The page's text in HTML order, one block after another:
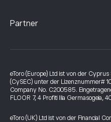
Partner
eToro (Europe) Ltd ist von der Cyprus
(CySEC) unter der Lizenznummer#
Company No. C200585.
FLOOR 7, 4 Profiti Ilia Germasogeia,
eToro (UK) Ltd ist von der Financial